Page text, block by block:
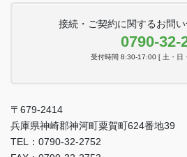
接続・ご契約に関するお問
0790-32-
受付時間 8:30-17:00 [ 土・日
〒679-2414
兵庫県神崎郡神河町粟賀町624番地39
TEL：0790-32-2752